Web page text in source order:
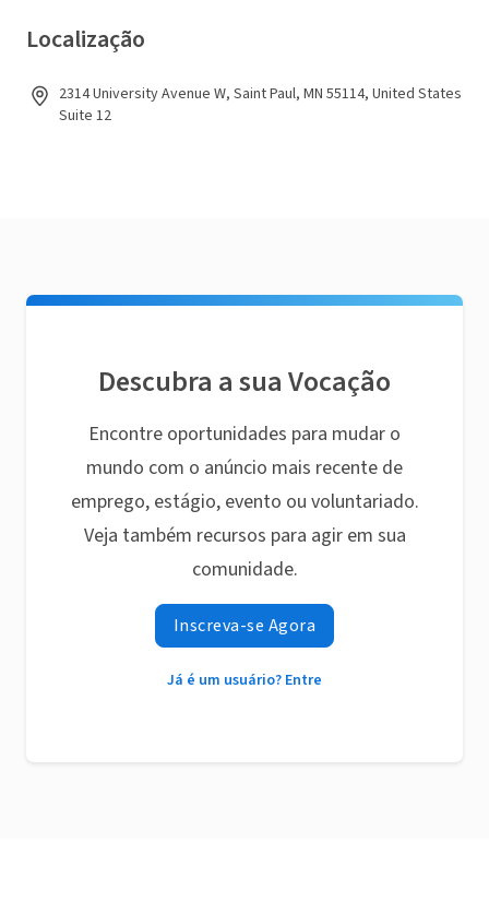
Localização
2314 University Avenue W, Saint Paul, MN 55114, United States
Suite 12
Descubra a sua Vocação
Encontre oportunidades para mudar o
mundo com o anúncio mais recente de
emprego, estágio, evento ou voluntariado.
Veja também recursos para agir em sua
comunidade.
Inscreva-se Agora
Já é um usuário? Entre